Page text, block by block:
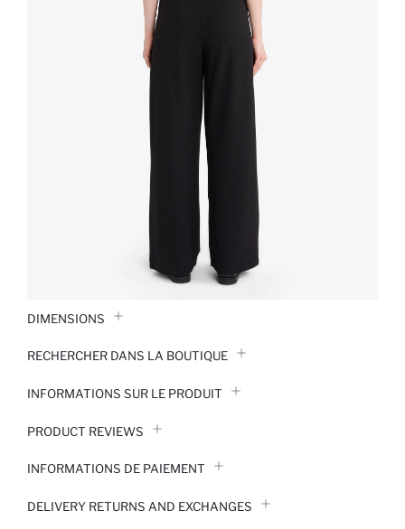
DIMENSIONS
RECHERCHER DANS LA BOUTIQUE
INFORMATIONS SUR LE PRODUIT
PRODUCT REVIEWS
INFORMATIONS DE PAIEMENT
DELIVERY RETURNS AND EXCHANGES